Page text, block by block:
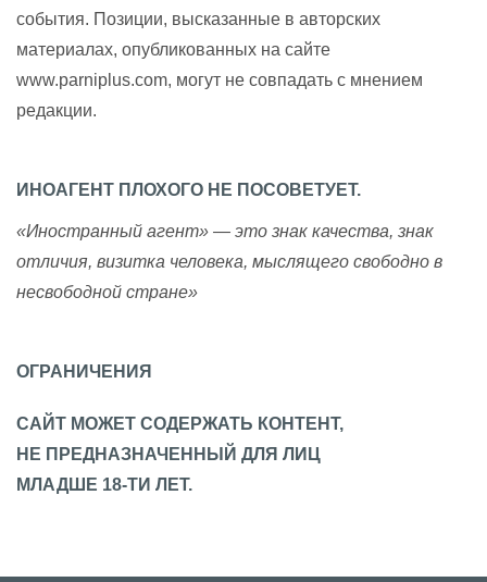
события. Позиции, высказанные в авторских
материалах, опубликованных на сайте
www.parniplus.com, могут не совпадать с мнением
редакции.
ИНОАГЕНТ ПЛОХОГО НЕ ПОСОВЕТУЕТ.
«Иностранный агент» — это знак качества, знак
отличия, визитка человека, мыслящего свободно в
несвободной стране»
ОГРАНИЧЕНИЯ
САЙТ МОЖЕТ СОДЕРЖАТЬ КОНТЕНТ,
НЕ ПРЕДНАЗНАЧЕННЫЙ ДЛЯ ЛИЦ
МЛАДШЕ 18-ТИ ЛЕТ.